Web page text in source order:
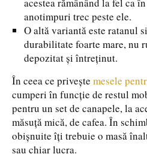
anotimpuri trec peste ele.
O altă variantă este ratanul
durabilitate foarte mare, nu
depozitat și întreținut.
În ceea ce privește mesele
cumperi în funcție de restul
pentru un set de canapele, la
măsuță mică, de cafea. În
obișnuite îți trebuie o masă
sau chiar lucra.